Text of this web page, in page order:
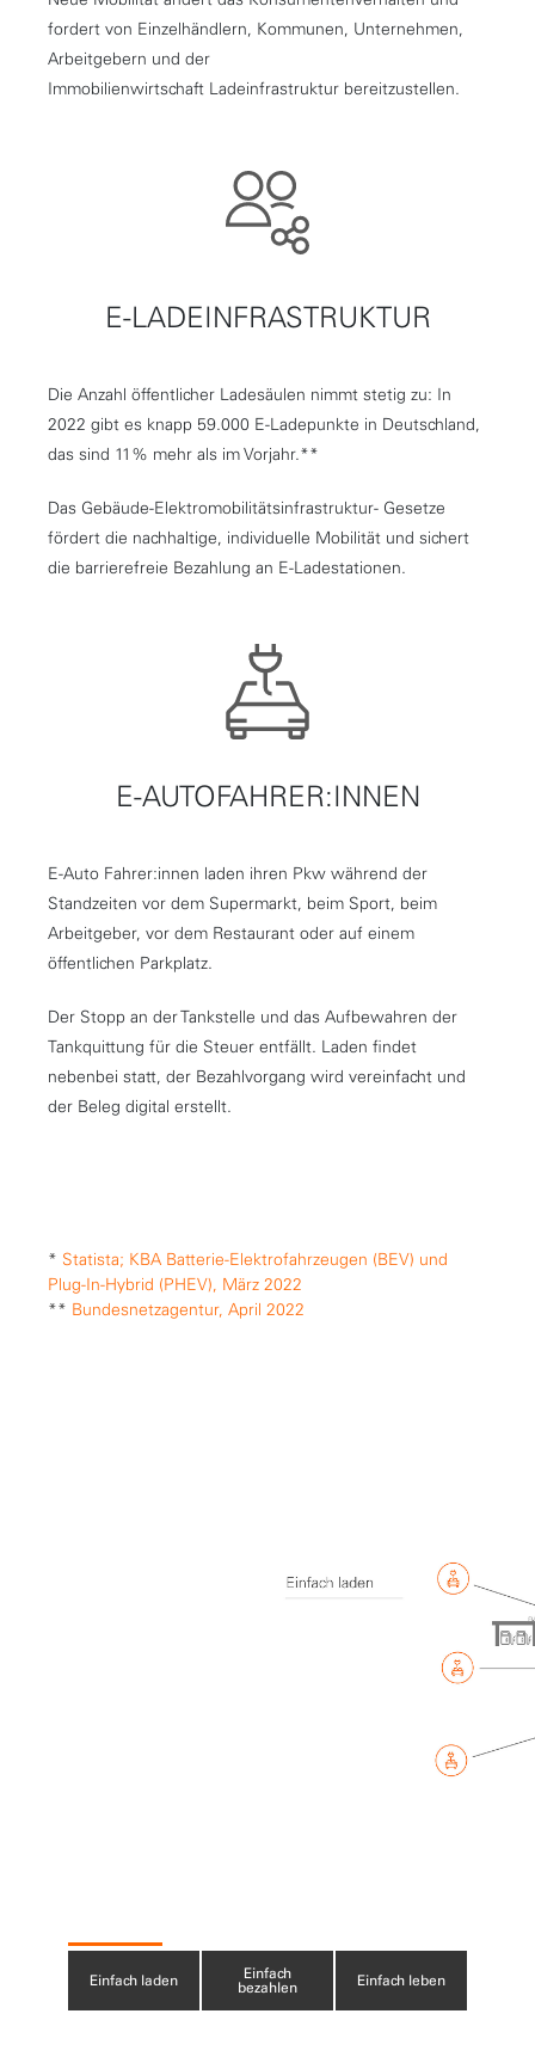
fordert von Einzelhändlern, Kommunen, Unternehmen,
Arbeitgebern und der
Immobilienwirtschaft Ladeinfrastruktur bereitzustellen.
E-LADEINFRASTRUKTUR
Die Anzahl öffentlicher Ladesäulen nimmt stetig zu: In
2022 gibt es knapp 59.000 E-Ladepunkte in Deutschland,
das sind 11% mehr als im Vorjahr.**
Das Gebäude-Elektromobilitätsinfrastruktur- Gesetze
fördert die nachhaltige, individuelle Mobilität und sichert
die barrierefreie Bezahlung an E-Ladestationen.
E-AUTOFAHRER:INNEN
E-Auto Fahrer:innen laden ihren Pkw während der
Standzeiten vor dem Supermarkt, beim Sport, beim
Arbeitgeber, vor dem Restaurant oder auf einem
öffentlichen Parkplatz.
Der Stopp an der Tankstelle und das Aufbewahren der
Tankquittung für die Steuer entfällt. Laden findet
nebenbei statt, der Bezahlvorgang wird vereinfacht und
der Beleg digital erstellt.
* Statista; KBA Batterie-Elektrofahrzeugen (BEV) und
Plug-In-Hybrid (PHEV), März 2022
** Bundesnetzagentur, April 2022
Slide Controls 1 of 3
Einfach laden
Slide Controls 2 of 3
Einfach
bezahlen
Slide Controls 3 of 3
Einfach leben